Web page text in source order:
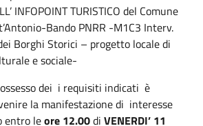
INFOPOINT TURISTICO del Comune
Bando PNRR -M1C3 Interv.
Borghi Storici – progetto locale di
e sociale-
dei i requisiti indicati è
la manifestazione di interesse
entro leore 12.00di VENERDI’ 11